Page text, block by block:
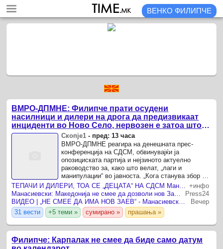
ВЕНКО ФИЛИПЧЕ
ВМРО-ДПМНЕ: Филипче прати осудени
насилници и дилери на дрога да предизвикаат
инциденти во Ново Село, нервозен е затоа што е
разобличен Скопје1 - пред: 13 часа
ВМРО-ДПМНЕ реагира на денешната прес-
конференција на СДСМ, обвинувајќи ја
опозициската партија и нејзиното актуелно
раководство за, како што велат, „лаги и
манипулации“ во јавноста. „Кога станува збор за
СДС и актуелното раководство, нема ништо ново
освен лаги и манипулации во ...
TEПАЧИ И ДИЛЕРИ, ТОА СЕ „ДЕЦАТА“ НА СДСМ Манасиевски пак ги прозва Ефтимов и Стојанов +инфо
Манасиевски: Македонија не смее да дозволи нов Заев на политичката сцена
Press24
ВИДЕО | „НЕ СМЕЕ ДА ИМА НОВ ЗАЕВ“ - Манасиевски со жестоки обвинувања до СДСМ
Вечер
31 вести
+5 теми » сумирано » прашања »
Филипче: Карпалак не смее да биде само датум